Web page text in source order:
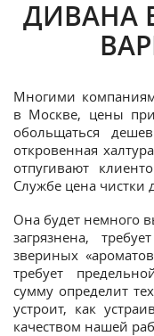
ДИВАНА
Многими
в Москве, цены
обольщаться
откровенная
отпугивают
Службе цена чистки
Она будет немного
загрязнена,
звериных
требует
сумму определит
устроит, как
качеством нашей